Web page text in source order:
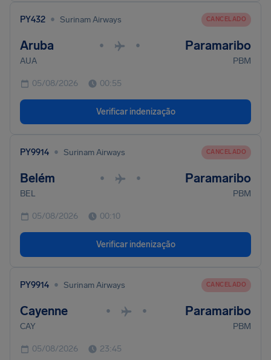
PY432 • Surinam Airways CANCELADO
Aruba • • Paramaribo
AUA PBM
05/08/2026 00:55
Verificar indenização
PY9914 • Surinam Airways CANCELADO
Belém • • Paramaribo
BEL PBM
05/08/2026 00:10
Verificar indenização
PY9914 • Surinam Airways CANCELADO
Cayenne • • Paramaribo
CAY PBM
05/08/2026 23:45